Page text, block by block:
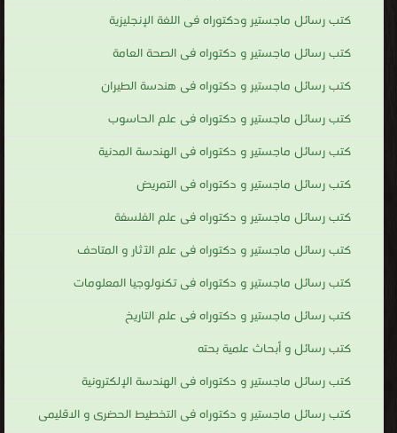
كتب رسائل ماجستير ودكتوراه فى اللغة الإنجليزية
كتب رسائل ماجستير و دكتوراه فى الصحة العامة
كتب رسائل ماجستير و دكتوراه فى هندسة الطيران
كتب رسائل ماجستير و دكتوراه فى علم الحاسوب
كتب رسائل ماجستير و دكتوراه فى الهندسة المدنية
كتب رسائل ماجستير و دكتوراه فى التمريض
كتب رسائل ماجستير و دكتوراه فى علم الفلسفة
كتب رسائل ماجستير و دكتوراه فى علم الآثار و المتاحف
كتب رسائل ماجستير و دكتوراه فى تكنولوجيا المعلومات
كتب رسائل ماجستير و دكتوراه فى علم التاريخ
كتب رسائل و أبحاث علمية بحته
كتب رسائل ماجستير و دكتوراه فى الهندسة الإلكترونية
كتب رسائل ماجستير و دكتوراه فى التخطيط الحضرى و الاقليمى